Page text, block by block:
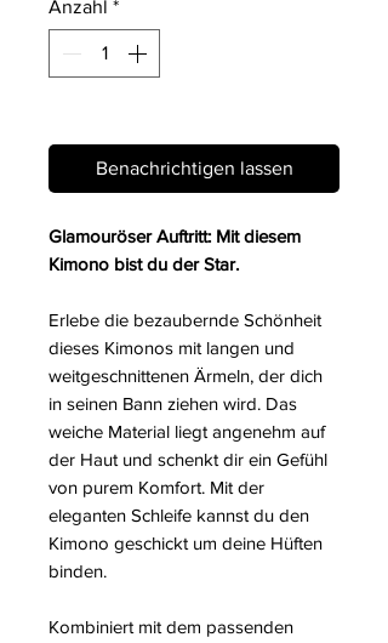
Anzahl *
Benachrichtigen lassen
Glamouröser Auftritt: Mit diesem
Kimono bist du der Star.
Erlebe die bezaubernde Schönheit
dieses Kimonos mit langen und
weitgeschnittenen Ärmeln, der dich
in seinen Bann ziehen wird. Das
weiche Material liegt angenehm auf
der Haut und schenkt dir ein Gefühl
von purem Komfort. Mit der
eleganten Schleife kannst du den
Kimono geschickt um deine Hüften
binden.
Kombiniert mit dem passenden